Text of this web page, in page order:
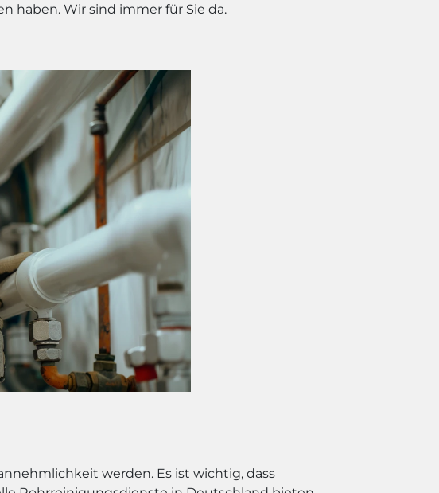
haben. Wir sind immer für Sie da.
werden. Es ist wichtig, dass